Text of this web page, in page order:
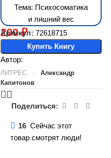
Тема: Психосоматика
и лишний вес
Артикул: 72618715
200₽
Купить Книгу
Автор:
ЛИТРЕС ›
Александр
Капитонов
Поделиться:
16 Сейчас этот
товар смотрят люди!